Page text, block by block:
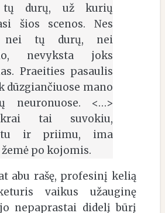
tų durų, už kurių
šios scenos. Nes
nei tų durų, nei
nevyksta joks
Praeities pasaulis
dūzgiančiuose mano
neuronuose. <…>
tai suvokiu,
ir priimu, ima
po kojomis.
abu rašę, profesinį kelią
vaikus užauginę
nepaprastai didelį būrį